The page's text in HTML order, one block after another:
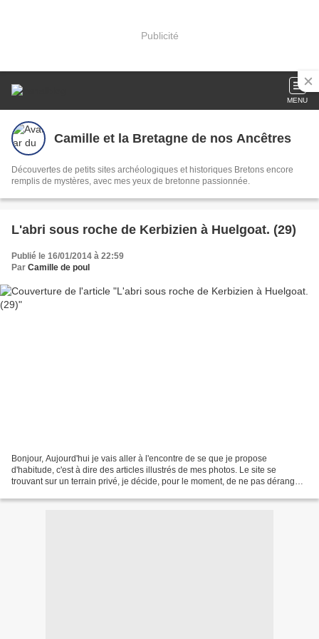
Publicité
MENU
Camille et la Bretagne de nos Ancêtres
Découvertes de petits sites archéologiques et historiques Bretons encore
remplis de mystères, avec mes yeux de bretonne passionnée.
L'abri sous roche de Kerbizien à Huelgoat. (29)
Publié le 16/01/2014 à 22:59
Par Camille de poul
Bonjour, Aujourd'hui je vais aller à l'encontre de se que je propose
d'habitude, c'est à dire des articles illustrés de mes photos. Le site se
trouvant sur un terrain privé, je décide, pour le moment, de ne pas déranger